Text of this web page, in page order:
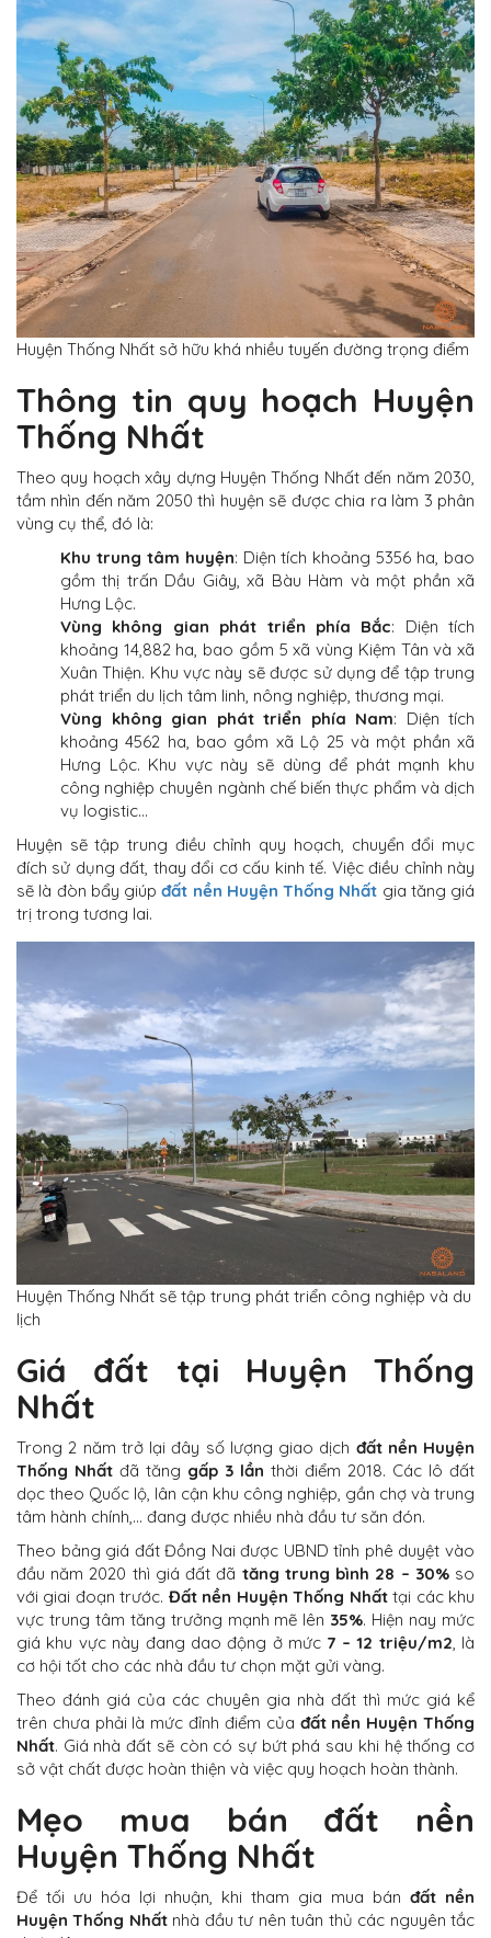
Huyện Thống Nhất sở hữu khá nhiều tuyến đường trọng điểm
Thông tin quy hoạch Huyện
Thống Nhất
Theo quy hoạch xây dựng Huyện Thống Nhấtđến năm 2030,
tầm nhìn đến năm 2050 thì huyện sẽ được chia ra làm 3 phân
vùng cụ thể, đó là:
Khu trung tâm huyện: Diện tích khoảng 5356 ha, bao
gồm thị trấn Dầu Giây, xã Bàu Hàm và một phần xã
Hưng Lộc.
Vùng không gian phát triển phía Bắc: Diện tích
khoảng 14,882 ha, bao gồm 5 xã vùng Kiệm Tân và xã
Xuân Thiện. Khu vực này sẽ được sử dụng để tập trung
phát triển du lịch tâm linh, nông nghiệp, thương mại.
Vùng không gian phát triển phía Nam: Diện tích
khoảng 4562 ha, bao gồm xã Lộ 25 và một phần xã
Hưng Lộc. Khu vực này sẽ dùng để phát mạnh khu
công nghiệp chuyên ngành chế biến thực phẩm và dịch
vụ logistic…
Huyện sẽ tập trung điều chỉnh quy hoạch, chuyển đổi mục
đích sử dụng đất, thay đổi cơ cấu kinh tế. Việc điều chỉnh này
sẽ là đòn bẩy giúpđất nền Huyện Thống Nhất gia tăng giá
trị trong tương lai.
Huyện Thống Nhất sẽ tập trung phát triển công nghiệp và du
lịch
Giá đất tại Huyện Thống
Nhất
Trong 2 năm trở lại đây số lượng giao dịch đất nền Huyện
Thống Nhất đã tăng gấp 3 lần thời điểm 2018. Các lô đất
dọc theo Quốc lộ, lân cận khu công nghiệp, gần chợ và trung
tâm hành chính,… đang được nhiều nhà đầu tư săn đón.
Theo bảng giá đất Đồng Nai được UBND tỉnh phê duyệt vào
đầu năm 2020 thì giá đất đã tăng trung bình 28 – 30%so
với giai đoạn trước. Đất nền Huyện Thống Nhấttại các khu
vực trung tâm tăng trưởng mạnh mẽ lên 35%. Hiện nay mức
giá khu vực này đang dao động ở mức 7 – 12 triệu/m2, là
cơ hội tốt cho các nhà đầu tư chọn mặt gửi vàng.
Theo đánh giá của các chuyên gia nhà đất thì mức giá kể
trên chưa phải là mức đỉnh điểm của đất nền Huyện Thống
Nhất. Giá nhà đất sẽ còn có sự bứt phá sau khi hệ thống cơ
sở vật chất được hoàn thiện và việc quy hoạch hoàn thành.
Mẹo mua bán đất nền
Huyện Thống Nhất
Để tối ưu hóa lợi nhuận, khi tham gia mua bán đất nền
Huyện Thống Nhấtnhà đầu tư nên tuân thủ các nguyên tắc